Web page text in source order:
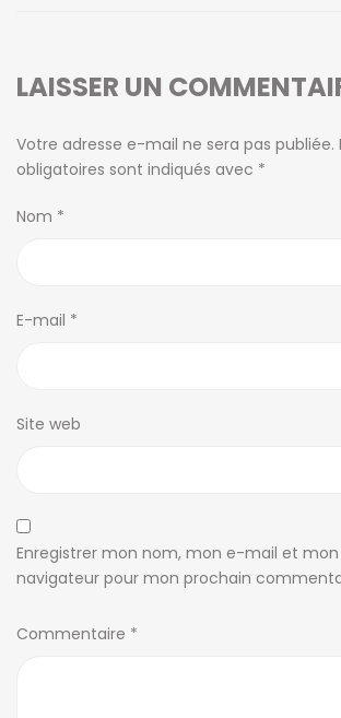
LAISSER UN
Votre adresse e-mail ne sera pas publiée.
obligatoires sont indiqués avec *
Nom *
E-mail *
Site web
Enregistrer mon nom, mon e-mail et mon
navigateur pour mon prochain
Commentaire *